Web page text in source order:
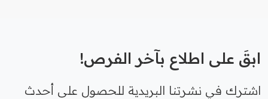
ابقَ على اطلاع بآخر الفرص!
اشترك في نشرتنا البريدية للحصول على أحدث